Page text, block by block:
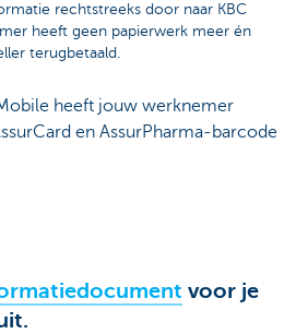
rechtstreeks door naar KBC
heeft geen papierwerk meer én
terugbetaald.
heeft jouw werknemer
en AssurPharma-barcode
voor je